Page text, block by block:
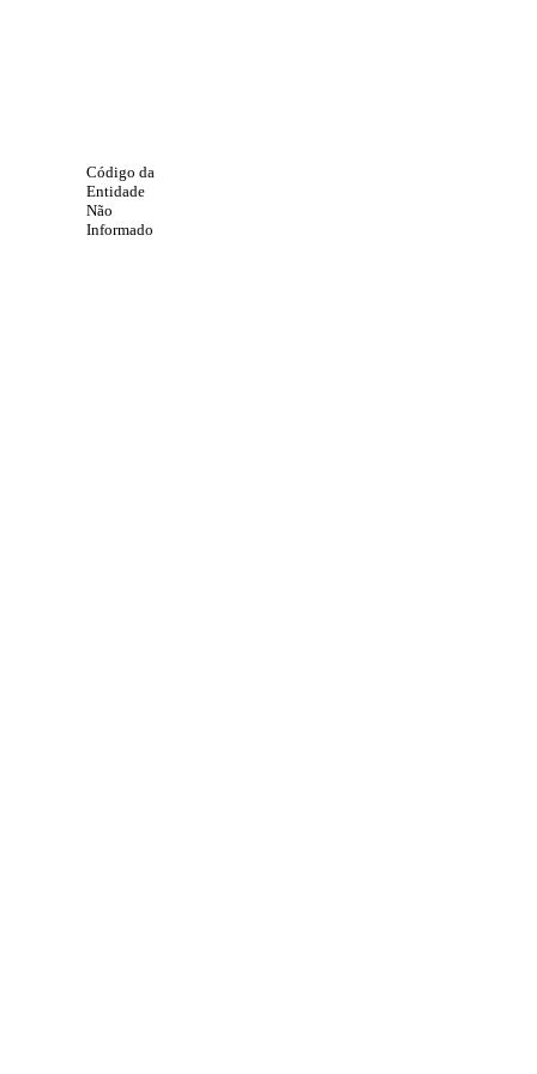
Código da
Entidade
Não
Informado